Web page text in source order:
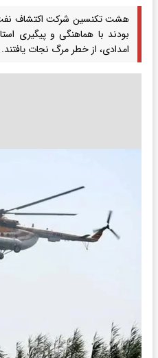
هشت تکنسین شرکت اکتشاف نفت
بودند با هماهنگی و پیگیری
امدادی، از خطر مرگ نجات یافتند.